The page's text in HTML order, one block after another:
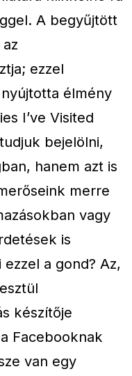
A begyűjtött
ezzel
élmény
I’ve Visited
bejelölni,
hanem azt is
merre
vagy
is
a gond? Az,
készítője
Facebooknak
van egy